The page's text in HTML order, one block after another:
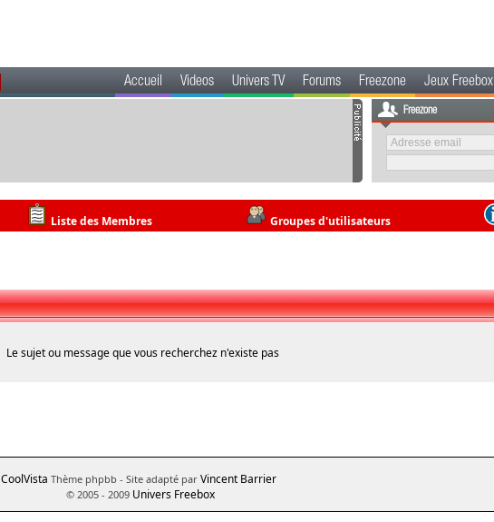
Accueil Videos Univers TV Forums Freezone Jeux Freebox
Freezone
Liste des Membres Groupes d'utilisateurs
Le sujet ou message que vous recherchez n'existe pas
CoolVista Thème phpbb - Site adapté par Vincent Barrier
© 2005 - 2009 Univers Freebox